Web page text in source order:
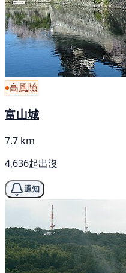
高風險
富山城
7.7 km
4,636起出沒
通知